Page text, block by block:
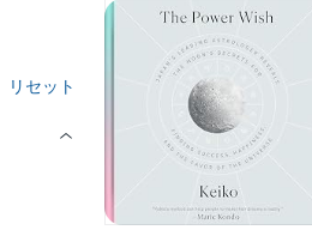
リセット